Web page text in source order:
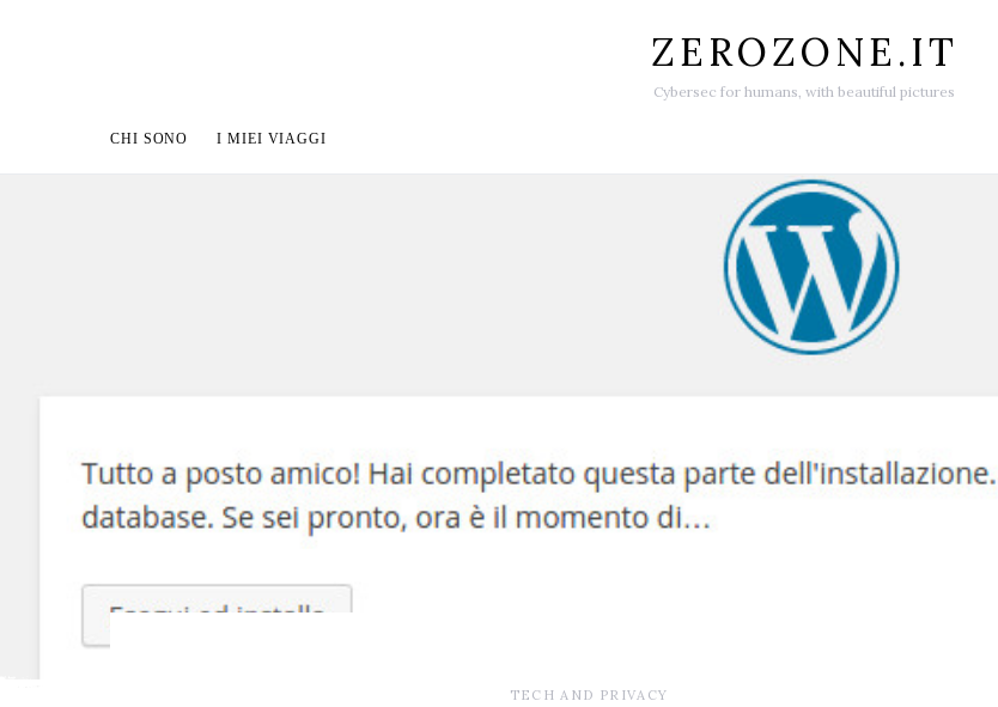
ZEROZONE.IT
Cybersec for humans, with beautiful pictures
CHI SONO I MIEI VIAGGI
TECH AND PRIVACY